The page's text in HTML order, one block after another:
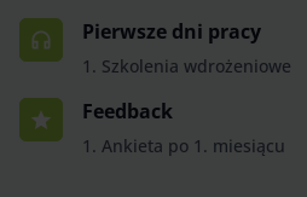
Pierwsze dni pracy
1. Szkolenia wdrożeniowe
Feedback
1. Ankieta po 1. miesiącu